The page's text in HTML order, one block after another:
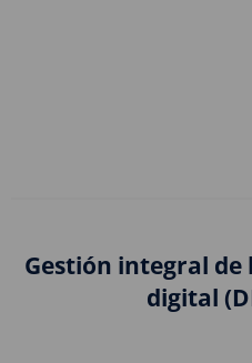
Gestión integral de
digital